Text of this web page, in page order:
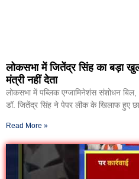
लोकसभा में जितेंद्र सिंह का बड़ा
मंत्री नहीं देता
लोकसभा में पब्लिक एग्जामिनेशंस संशोधन बिल,
डॉ. जितेंद्र सिंह ने पेपर लीक के खिलाफ हुए
Read More »